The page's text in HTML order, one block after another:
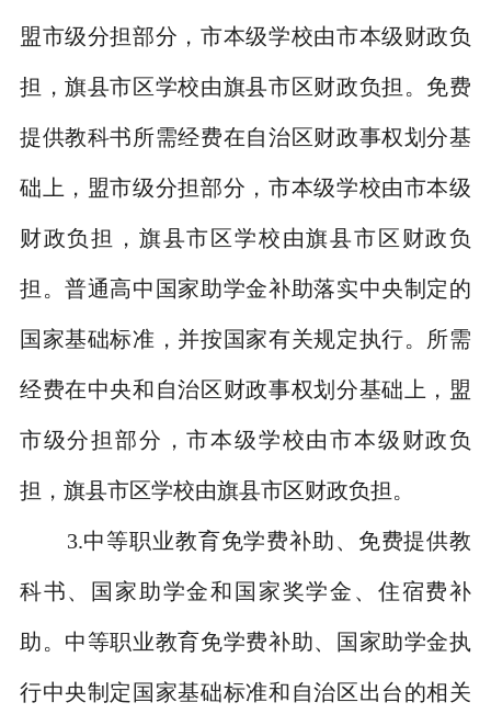
盟市级分担部分，市本级学校由市本级财政负
担，旗县市区学校由旗县市区财政负担。免费
提供教科书所需经费在自治区财政事权划分基
础上，盟市级分担部分，市本级学校由市本级
财政负担，旗县市区学校由旗县市区财政负
担。普通高中国家助学金补助落实中央制定的
国家基础标准，并按国家有关规定执行。所需
经费在中央和自治区财政事权划分基础上，盟
市级分担部分，市本级学校由市本级财政负
担，旗县市区学校由旗县市区财政负担。
3.中等职业教育免学费补助、免费提供教
科书、国家助学金和国家奖学金、住宿费补
助。中等职业教育免学费补助、国家助学金执
行中央制定国家基础标准和自治区出台的相关